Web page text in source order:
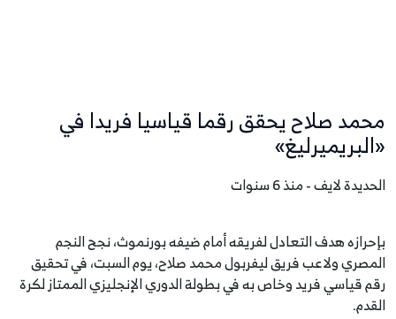
محمد صلاح يحقق رقما قياسيا فريدا في
«البريميرليغ»
الحديدة لايف - منذ 6 سنوات
بإحرازه هدف التعادل لفريقه أمام ضيفه بورنموث، نجح النجم
المصري ولاعب فريق ليفربول محمد صلاح، يوم السبت، في تحقيق
رقم قياسي فريد وخاص به في بطولة الدوري الإنجليزي الممتاز لكرة
القدم.